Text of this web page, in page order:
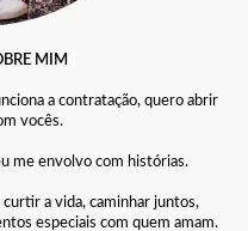
MIM
a contratação, quero abrir
vocês.
me envolvo com histórias.
a vida, caminhar juntos,
especiais com quem amam.